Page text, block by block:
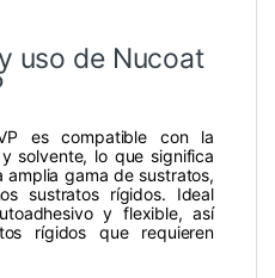
uso de Nucoat
es compatible con la
solvente, lo que significa
gama de sustratos,
sustratos rígidos. Ideal
y flexible, así
rígidos que requieren